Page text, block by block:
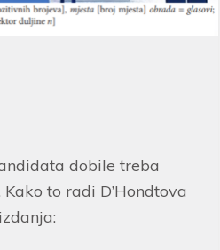
dobile treba
to radi D’Hondtova